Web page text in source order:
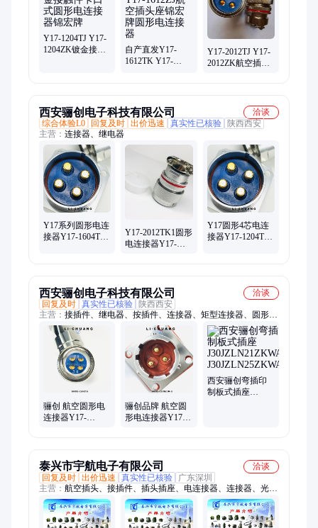
Y17-1204TJ Y17-
1204ZK镀金接触
自产直发Y17-
1612TK Y17-
Y17-2012TJ Y17-
2012ZK航空插头
西安骊创电子科技有限公司
洽谈
综合体验L0
回复及时 出价迅速 真实性已核验
陕西西安
主营： 连接器、继电器
Y17系列圆形电连
接器Y17-1604TJ2
Y17-2012TK1圆形
电连接器Y17-
Y17圆形4芯电连
接器Y17-1204TJ2
西安骊创电子科技有限公司
洽谈
回复及时 真实性已核验
陕西西安
主营： 接插件、继电器、按插件、连接器、矩型连接器、圆形连
接器、连接器厂家、印制板连接器、电子设备、航插、事故按
钮.开关、j30j系列、J599系列
骊创 航空圆形电
连接器Y17-
骊创品牌 航空圆
形电连接器Y17-
咨询
西安骊创弯插印
制板式插座
泰兴市宇航电子有限公司
洽谈
回复及时 出价迅速 真实性已核验
广东深圳
主营： 航空插头、接插件、插头插座、电连接器、连接器、光电
混装连接器、玻璃烧结连接器、俄标连接器、J599、D38999、10
芯头座、40芯头座、30芯头座、光电产品、电缆插件、公母电